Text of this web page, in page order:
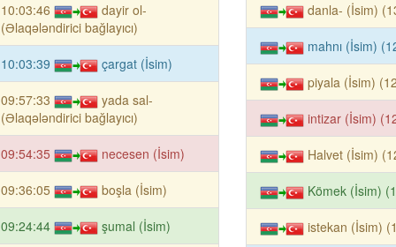
10:03:46
dayir ol-
(Əlaqələndirici bağlayıcı)
10:03:39 çargat (İsim)
09:57:33
yada sal-
(Əlaqələndirici bağlayıcı)
09:54:35 necesen (İsim)
09:36:05 boşla (İsim)
09:24:44 şumal (İsim)
danla- (İsim)
mahnı (İsim)
piyala (İsim)
intizar (İsim)
Halvet (İsim)
Kömek (İsim)
istekan (İsim)